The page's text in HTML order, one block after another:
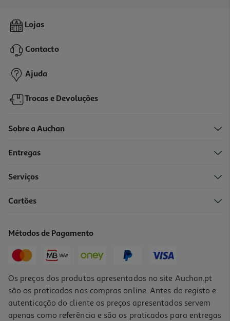
Suplemento Forma+ Magnésio Solúvel 10 Saq
3,59 €
Lojas
Contacto
Ajuda
Trocas e Devoluções
Sobre a Auchan
Entregas
Serviços
Cartões
Métodos de Pagamento
Os preços dos produtos apresentados no site Auchan.pt
são os praticados nas compras online. Antes do registo e
autenticação do cliente os preços apresentados servem
apenas como referência e são os praticados para entregas